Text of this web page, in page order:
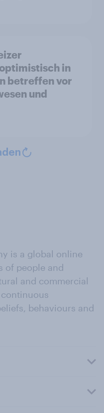
in
betreffen vor
und
is a global online
of people and
and commercial
behaviours and